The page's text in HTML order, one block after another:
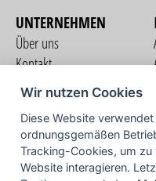
UNTERNEHMEN
Über uns
Kontakt
Nutzungsbedingungen
Datenschutzerklärung
Impressum
Wir nutzen Cookies
Diese Website
ordnungsgemäßen
Tracking-Cookies, um
Website interagieren.